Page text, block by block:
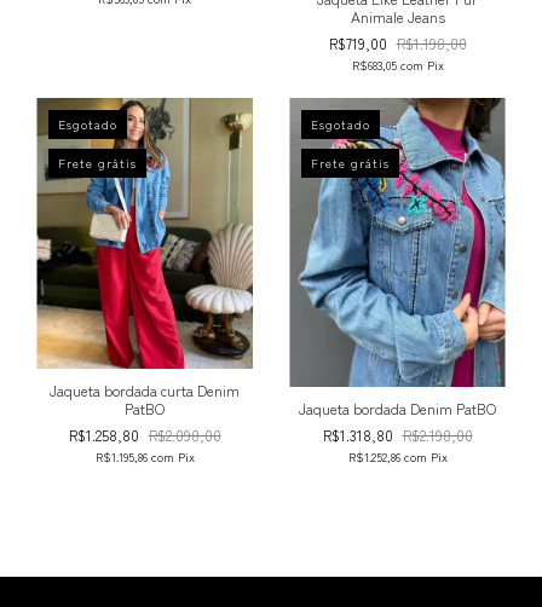
Animale Jeans
R$719,00 R$1.198,00
R$683,05 com Pix
Esgotado
Frete grátis
Jaqueta bordada curta Denim
PatBO
R$1.258,80 R$2.098,00
R$1.195,86 com Pix
Esgotado
Frete grátis
Jaqueta bordada Denim PatBO
R$1.318,80 R$2.198,00
R$1.252,86 com Pix